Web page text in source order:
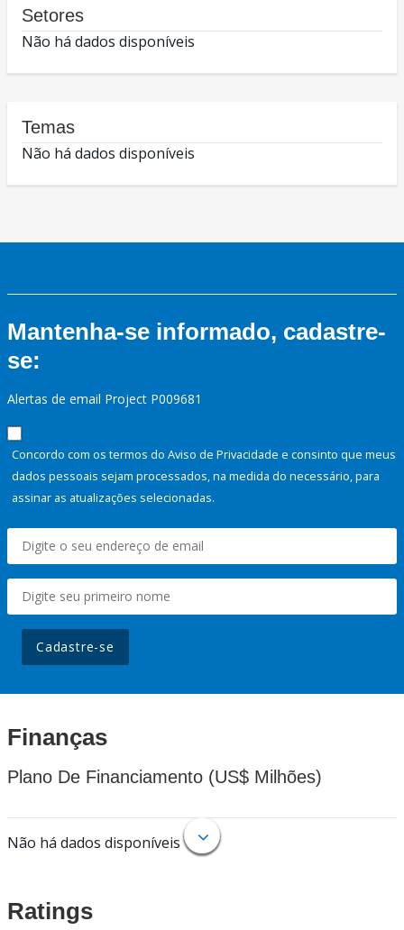
Setores
Não há dados disponíveis
Temas
Não há dados disponíveis
Mantenha-se informado, cadastre-
se:
Alertas de email Project P009681
Concordo com os termos do Aviso de Privacidade e consinto que meus
dados pessoais sejam processados, na medida do necessário, para
assinar as atualizações selecionadas.
Cadastre-se
Finanças
Plano De Financiamento (US$ Milhões)
Não há dados disponíveis
Ratings